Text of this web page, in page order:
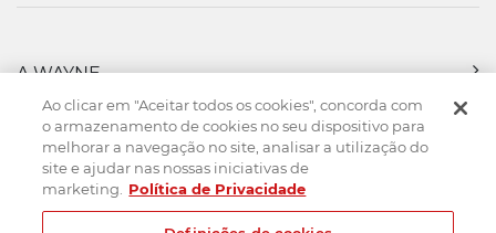
A WAYNE
PRODUTOS
FORÇA DE VENDAS
ASSISTÊNCIA TÉCNICA
DOWNLOADS
CONTATO
Ao clicar em "Aceitar todos os cookies", concorda com
o armazenamento de cookies no seu dispositivo para
melhorar a navegação no site, analisar a utilização do
site e ajudar nas nossas iniciativas de
marketing.
Política de Privacidade